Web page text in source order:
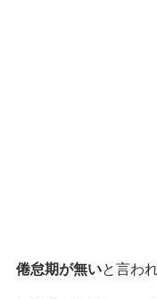
倦怠期が無いと言わ